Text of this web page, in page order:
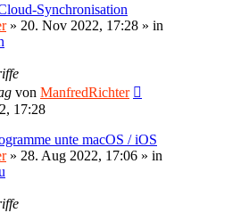
Synchronisation
» 20. Nov 2022, 17:28 » in
von ManfredRichter
17:28
unte macOS / iOS
» 28. Aug 2022, 17:06 » in